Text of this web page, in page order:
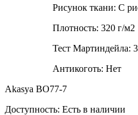
Рисунок ткани: С
Плотность: 320 г/м2
Тест Мартиндейла:
Антикоготь: Нет
Akasya ВО77-7
Доступность: Есть в наличии